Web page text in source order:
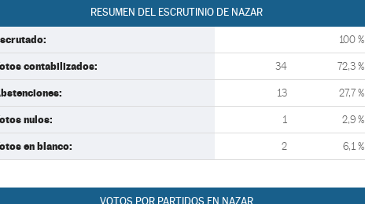
RESUMEN DEL ESCRUTINIO DE NAZAR
100 %
contabilizados: 34 72,3 %
13 27,7 %
nulos: 1 2,9 %
en blanco: 2 6,1 %
VOTOS POR PARTIDOS EN NAZAR